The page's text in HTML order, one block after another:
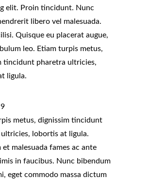
elit. Proin tincidunt. Nunc
libero vel malesuada.
Quisque eu placerat augue,
leo. Etiam turpis metus,
tincidunt pharetra ultricies,
ligula.
metus, dignissim tincidunt
lobortis at ligula.
et malesuada fames ac ante
in faucibus. Nunc bibendum
eget commodo massa dictum